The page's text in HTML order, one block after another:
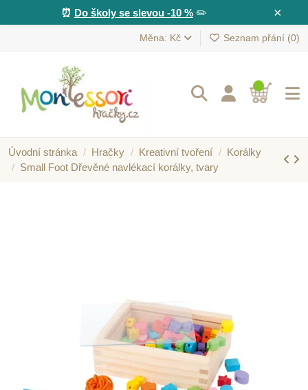
×
⏰ Do školy se slevou -10 %✏️
Měna: Kč Seznam přání (0)
Úvodní stránka Hračky Kreativní tvoření
Korálky
Small Foot Dřevěné navlékací korálky, tvary